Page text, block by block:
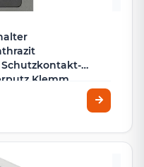
Schutzkontakt-
Klemm